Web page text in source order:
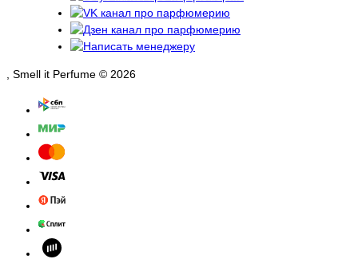
, Smell it Perfume © 2026